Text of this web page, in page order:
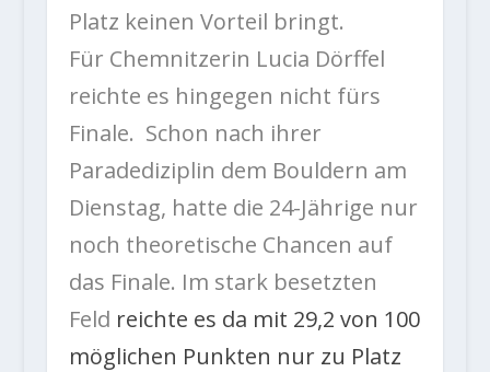
Platz keinen Vorteil bringt.
Für Chemnitzerin Lucia Dörffel
reichte es hingegen nicht fürs
Finale. Schon nach ihrer
Paradediziplin dem Bouldern am
Dienstag, hatte die 24-Jährige nur
noch theoretische Chancen auf
das Finale. Im stark besetzten
Feld reichte es da mit 29,2 von 100
möglichen Punkten nur zu Platz